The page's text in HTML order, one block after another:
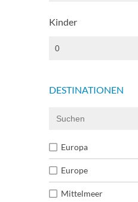
Kinder
0
DESTINATIONEN
Europa
Europe
Mittelmeer